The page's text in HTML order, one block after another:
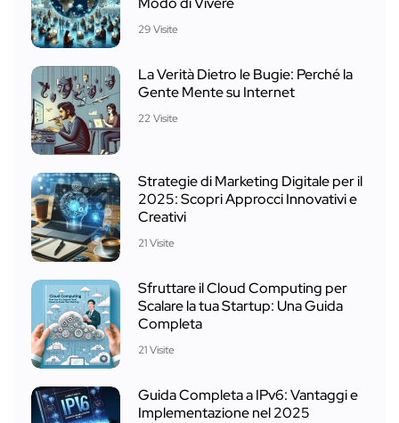
29 Visite
La Verità Dietro le Bugie: Perché la
Gente Mente su Internet
22 Visite
Strategie di Marketing Digitale per il
2025: Scopri Approcci Innovativi e
Creativi
21 Visite
Sfruttare il Cloud Computing per
Scalare la tua Startup: Una Guida
Completa
21 Visite
Guida Completa a IPv6: Vantaggi e
Implementazione nel 2025